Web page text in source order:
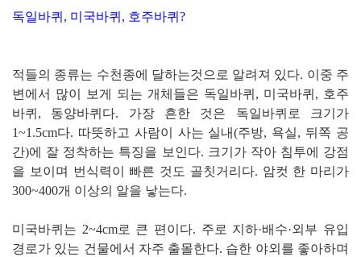
독일바퀴, 미국바퀴, 호주바퀴?
적들의 종류는 수천종에 달하는것으로 알려져 있다. 이중 주
변에서 많이 보게 되는 개체들은 독일바퀴, 미국바퀴, 호주
바퀴, 동양바퀴다. 가장 흔한 것은 독일바퀴로 크기가
1~1.5cm다. 따뜻하고 사람이 사는 실내(주방, 욕실, 뒤쪽 공
간)에 잘 정착하는 특징을 보인다. 크기가 작아 침투에 강점
을 보이며 번식력이 빠른 것도 골칫거리다. 암컷 한 마리가
300~400개 이상의 알을 낳는다.
미국바퀴는 2~4cm로 큰 편이다. 주로 지하·배수·외부 유입
경로가 있는 건물에서 자주 출몰한다. 습한 야외를 좋아하며